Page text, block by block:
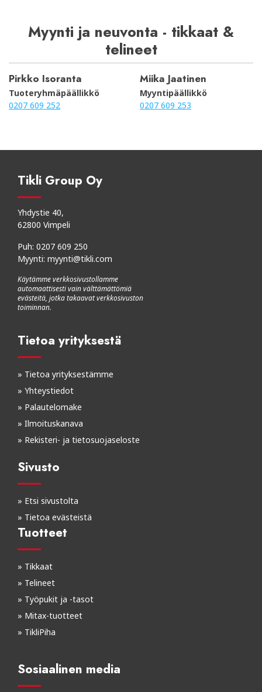
Myynti ja neuvonta - tikkaat &
telineet
Pirkko Isoranta
Tuoteryhmäpäällikkö
0207 609 252
Miika Jaatinen
Myyntipäällikkö
0207 609 253
Tikli Group Oy
Yhdystie 40,
62800 Vimpeli
Puh: 0207 609 250
Myynti: myynti@tikli.com
Käytämme verkkosivustollamme
automaattisesti vain välttämättömiä
evästeitä, jotka takaavat verkkosivuston
toiminnan.
Tietoa yrityksestä
» Tietoa yrityksestämme
» Yhteystiedot
» Palautelomake
» Ilmoituskanava
» Rekisteri- ja tietosuojaseloste
Sivusto
» Etsi sivustolta
» Tietoa evästeistä
Tuotteet
» Tikkaat
» Telineet
» Työpukit ja -tasot
» Mitax-tuotteet
» TikliPiha
Sosiaalinen media